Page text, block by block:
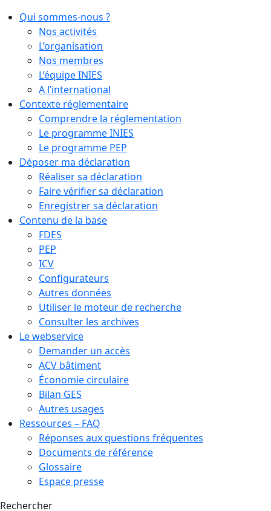
Qui sommes-nous ?
Nos activités
L’organisation
Nos membres
L’équipe INIES
A l’international
Contexte réglementaire
Comprendre la réglementation
Le programme INIES
Le programme PEP
Déposer ma déclaration
Réaliser sa déclaration
Faire vérifier sa déclaration
Enregistrer sa déclaration
Contenu de la base
FDES
PEP
ICV
Configurateurs
Autres données
Utiliser le moteur de recherche
Consulter les archives
Le webservice
Demander un accès
ACV bâtiment
Économie circulaire
Bilan GES
Autres usages
Ressources – FAQ
Réponses aux questions fréquentes
Documents de référence
Glossaire
Espace presse
Rechercher